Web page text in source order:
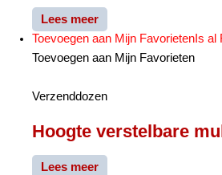
Lees meer
Toevoegen aan Mijn Favorieten Is al
Toevoegen aan Mijn Favorieten
Verzenddozen
Hoogte verstelbare
Lees meer